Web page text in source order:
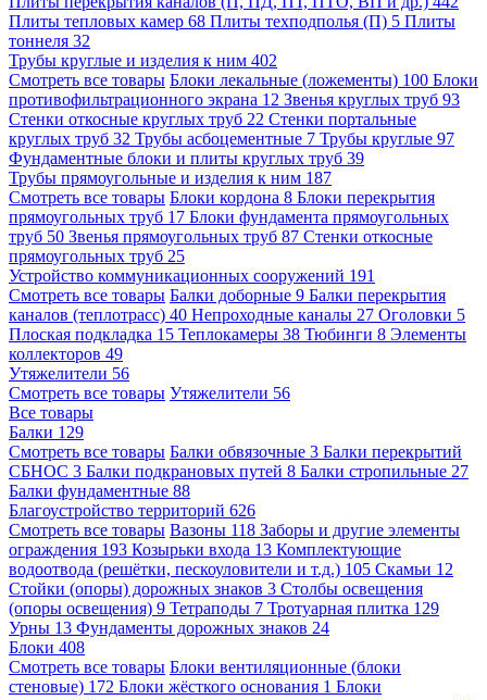
Плиты тепловых камер 68 Плиты техподполья (П) 5 Плиты
тоннеля 32
Трубы круглые и изделия к ним 402
Смотреть все товары Блоки лекальные (ложементы) 100 Блоки
противофильтрационного экрана 12 Звенья круглых труб 93
Стенки откосные круглых труб 22 Стенки портальные
круглых труб 32 Трубы асбоцементные 7 Трубы круглые 97
Фундаментные блоки и плиты круглых труб 39
Трубы прямоугольные и изделия к ним 187
Смотреть все товары Блоки кордона 8 Блоки перекрытия
прямоугольных труб 17 Блоки фундамента прямоугольных
труб 50 Звенья прямоугольных труб 87 Стенки откосные
прямоугольных труб 25
Устройство коммуникационных сооружений 191
Смотреть все товары Балки доборные 9 Балки перекрытия
каналов (теплотрасс) 40 Непроходные каналы 27 Оголовки 5
Плоская подкладка 15 Теплокамеры 38 Тюбинги 8 Элементы
коллекторов 49
Утяжелители 56
Смотреть все товары Утяжелители 56
Все товары
Балки 129
Смотреть все товары Балки обвязочные 3 Балки перекрытий
СБНОС 3 Балки подкрановых путей 8 Балки стропильные 27
Балки фундаментные 88
Благоустройство территорий 626
Смотреть все товары Вазоны 118 Заборы и другие элементы
ограждения 193 Козырьки входа 13 Комплектующие
водоотвода (решётки, пескоуловители и т.д.) 105 Скамьи 12
Стойки (опоры) дорожных знаков 3 Столбы освещения
(опоры освещения) 9 Тетраподы 7 Тротуарная плитка 129
Урны 13 Фундаменты дорожных знаков 24
Блоки 408
Смотреть все товары Блоки вентиляционные (блоки
стеновые) 172 Блоки жёсткого основания 1 Блоки